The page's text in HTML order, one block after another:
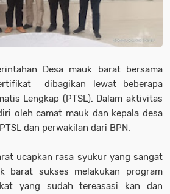
Desa mauk barat bersama
dibagikan lewat beberapa
Lengkap (PTSL). Dalam aktivitas
oleh camat mauk dan kepala desa
dan perwakilan dari BPN.
ucapkan rasa syukur yang sangat
barat sukses melakukan program
yang sudah tereasasi kan dan